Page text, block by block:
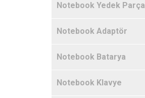
Notebook Yedek Parça
Notebook Adaptör
Notebook Batarya
Notebook Klavye